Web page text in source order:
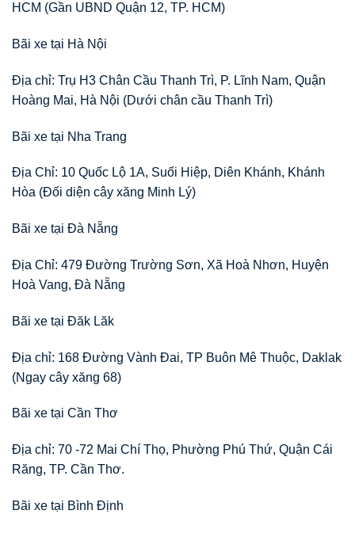
HCM (Gần UBND Quận 12, TP. HCM)
Bãi xe tại Hà Nội
Địa chỉ: Trụ H3 Chân Cầu Thanh Trì, P. Lĩnh Nam, Quận
Hoàng Mai, Hà Nội (Dưới chân cầu Thanh Trì)
Bãi xe tại Nha Trang
Địa Chỉ: 10 Quốc Lộ 1A, Suối Hiệp, Diên Khánh, Khánh
Hòa (Đối diện cây xăng Minh Lý)
Bãi xe tại Đà Nẵng
Địa Chỉ: 479 Đường Trường Sơn, Xã Hoà Nhơn, Huyện
Hoà Vang, Đà Nẵng
Bãi xe tại Đăk Lăk
Địa chỉ: 168 Đường Vành Đai, TP Buôn Mê Thuộc, Daklak
(Ngay cây xăng 68)
Bãi xe tại Cần Thơ
Địa chỉ: 70 -72 Mai Chí Thọ, Phường Phú Thứ, Quận Cái
Răng, TP. Cần Thơ.
Bãi xe tại Bình Định